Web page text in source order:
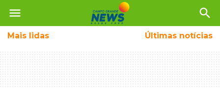
menu search
Mais lidas Últimas notícias